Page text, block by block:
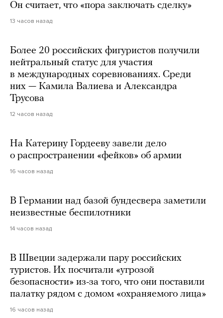
Он считает, что «пора заключать сделку»
13 часов назад
Более 20 российских фигуристов получили
нейтральный статус для участия
в международных соревнованиях. Среди
них — Камила Валиева и Александра
Трусова
12 часов назад
На Катерину Гордееву завели дело
о распространении «фейков» об армии
16 часов назад
В Германии над базой бундесвера заметили
неизвестные беспилотники
14 часов назад
В Швеции задержали пару российских
туристов. Их посчитали «угрозой
безопасности» из-за того, что они поставили
палатку рядом с домом «охраняемого лица»
16 часов назад